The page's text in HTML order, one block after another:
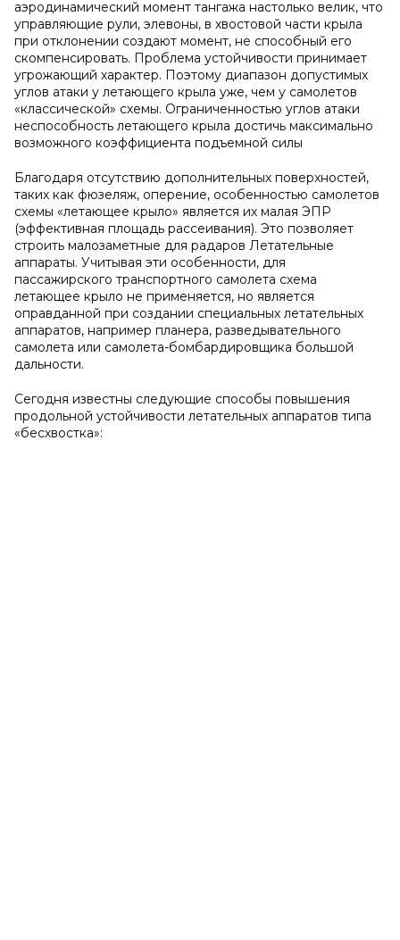
аэродинамический момент тангажа настолько велик, что
управляющие рули, элевоны, в хвостовой части крыла
при отклонении создают момент, не способный его
скомпенсировать. Проблема устойчивости принимает
угрожающий характер. Поэтому диапазон допустимых
углов атаки у летающего крыла уже, чем у самолетов
«классической» схемы. Ограниченностью углов атаки
неспособность летающего крыла достичь максимально
возможного коэффициента подъемной силы
Благодаря отсутствию дополнительных поверхностей,
таких как фюзеляж, оперение, особенностью самолетов
схемы «летающее крыло» является их малая ЭПР
(эффективная площадь рассеивания). Это позволяет
строить малозаметные для радаров Летательные
аппараты. Учитывая эти особенности, для
пассажирского транспортного самолета схема
летающее крыло не применяется, но является
оправданной при создании специальных летательных
аппаратов, например планера, разведывательного
самолета или самолета-бомбардировщика большой
дальности.
Сегодня известны следующие способы повышения
продольной устойчивости летательных аппаратов типа
«бесхвостка»: